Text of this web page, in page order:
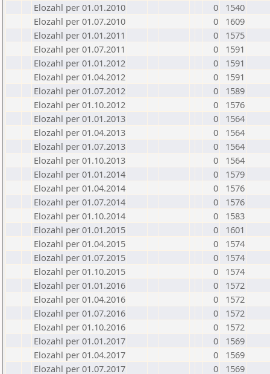
Elozahl per 01.01.2010
0
1540
Elozahl per 01.07.2010
0
1609
Elozahl per 01.01.2011
0
1575
Elozahl per 01.07.2011
0
1591
Elozahl per 01.01.2012
0
1591
Elozahl per 01.04.2012
0
1591
Elozahl per 01.07.2012
0
1589
Elozahl per 01.10.2012
0
1576
Elozahl per 01.01.2013
0
1564
Elozahl per 01.04.2013
0
1564
Elozahl per 01.07.2013
0
1564
Elozahl per 01.10.2013
0
1564
Elozahl per 01.01.2014
0
1579
Elozahl per 01.04.2014
0
1576
Elozahl per 01.07.2014
0
1576
Elozahl per 01.10.2014
0
1583
Elozahl per 01.01.2015
0
1601
Elozahl per 01.04.2015
0
1574
Elozahl per 01.07.2015
0
1574
Elozahl per 01.10.2015
0
1574
Elozahl per 01.01.2016
0
1572
Elozahl per 01.04.2016
0
1572
Elozahl per 01.07.2016
0
1572
Elozahl per 01.10.2016
0
1572
Elozahl per 01.01.2017
0
1569
Elozahl per 01.04.2017
0
1569
Elozahl per 01.07.2017
0
1569